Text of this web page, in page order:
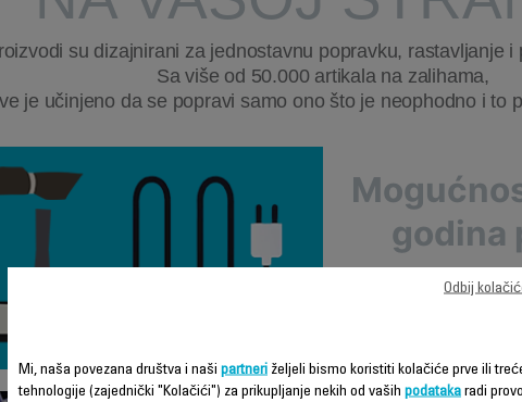
su dizajnirani za jednostavnu popravku, rastavljanje i
Sa više od 50.000 artikala na zalihama,
je učinjeno da se popravi samo ono što je neophodno i to
godina
Rowentainženjeri
informacijama sa
lakšim za
sistematski
godišnja
Mi, naša povezana društva i naši partneri željeli bismo koristiti kolačiće prve ili
tehnologije (zajednički "Kolačići") za prikupljanje nekih od vaših podataka radi
Odbij